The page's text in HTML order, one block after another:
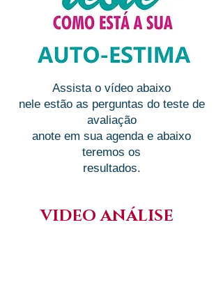
Assista o vídeo abaixo
nele estão as perguntas do teste de
avaliação
anote em sua agenda e abaixo
teremos os
resultados.
VIDEO ANÁLISE